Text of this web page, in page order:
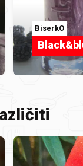
BiserkO